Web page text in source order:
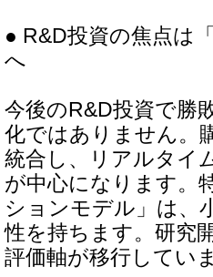
● R&D投資の焦点は
へ
今後のR&D投資で勝
化ではありません。
統合し、リアルタイ
が中心になります。
ションモデル」は、
性を持ちます。研究
評価軸が移行してい